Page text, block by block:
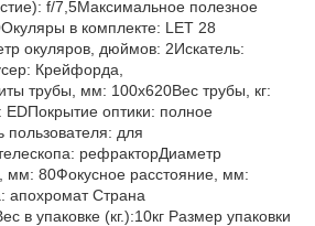
f/7,5Максимальное полезное
в комплекте: LET 28
окуляров, дюймов: 2Искатель:
Крейфорда,
трубы, мм: 100x620Вес трубы, кг:
оптики: полное
пользователя: для
рефракторДиаметр
мм: 80Фокусное расстояние, мм:
апохромат Страна
в упаковке (кг.):10кг Размер упаковки